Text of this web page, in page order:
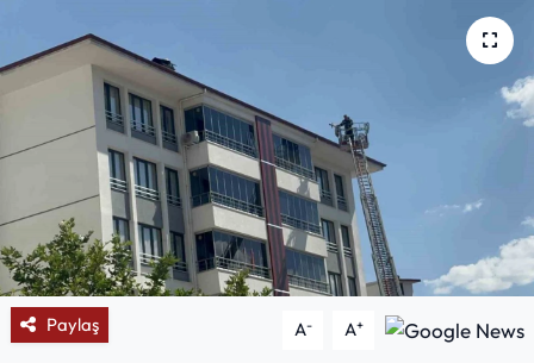
Paylaş A- A+
Dünya
Magazin
Mektup Galeri
Röportaj
Manşet
Köşe Yazıları
Haber Arşivi